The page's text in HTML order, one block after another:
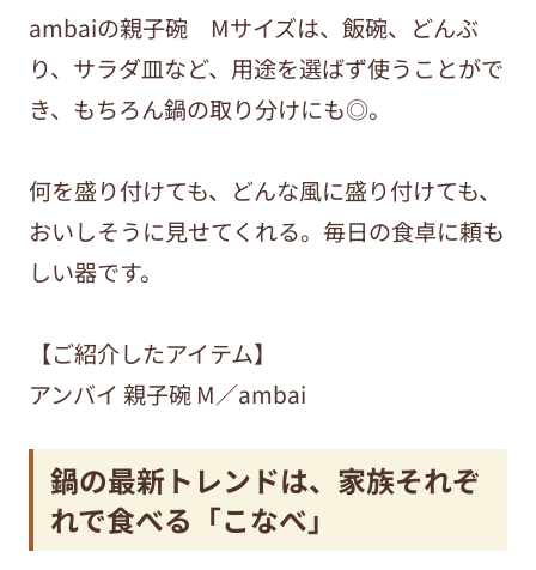
ambaiの親子碗 Mサイズは、飯碗、どんぶ
り、サラダ皿など、用途を選ばず使うことがで
き、もちろん鍋の取り分けにも◎。
何を盛り付けても、どんな風に盛り付けても、
おいしそうに見せてくれる。毎日の食卓に頼も
しい器です。
【ご紹介したアイテム】
アンバイ 親子碗 M／ambai
鍋の最新トレンドは、家族それぞ
れで食べる「こなべ」